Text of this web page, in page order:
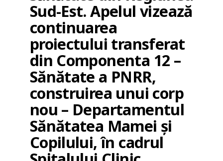
Sud-Est. Apelul vizează
continuarea
proiectului transferat
din Componenta 12 –
Sănătate a PNRR,
construirea unui corp
nou – Departamentul
Sănătatea Mamei şi
Copilului, în cadrul